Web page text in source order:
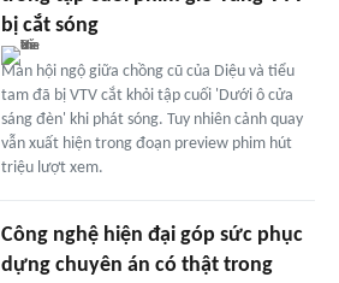
bị cắt sóng
Màn hội ngộ giữa chồng cũ của Diệu và tiểu
tam đã bị VTV cắt khỏi tập cuối 'Dưới ô cửa
sáng đèn' khi phát sóng. Tuy nhiên cảnh quay
vẫn xuất hiện trong đoạn preview phim hút
triệu lượt xem.
Công nghệ hiện đại góp sức phục
dựng chuyên án có thật trong